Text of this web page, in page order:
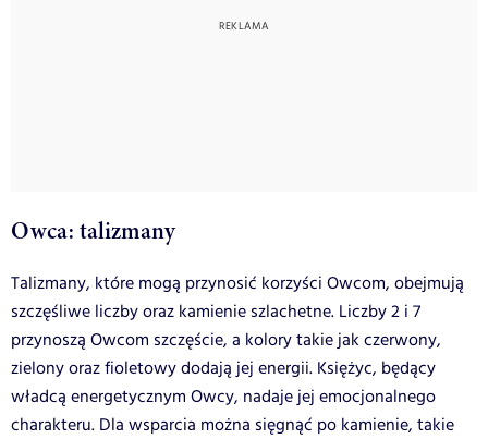
Owca: talizmany
Talizmany, które mogą przynosić korzyści Owcom, obejmują
szczęśliwe liczby oraz kamienie szlachetne. Liczby 2 i 7
przynoszą Owcom szczęście, a kolory takie jak czerwony,
zielony oraz fioletowy dodają jej energii. Księżyc, będący
władcą energetycznym Owcy, nadaje jej emocjonalnego
charakteru. Dla wsparcia można sięgnąć po kamienie, takie